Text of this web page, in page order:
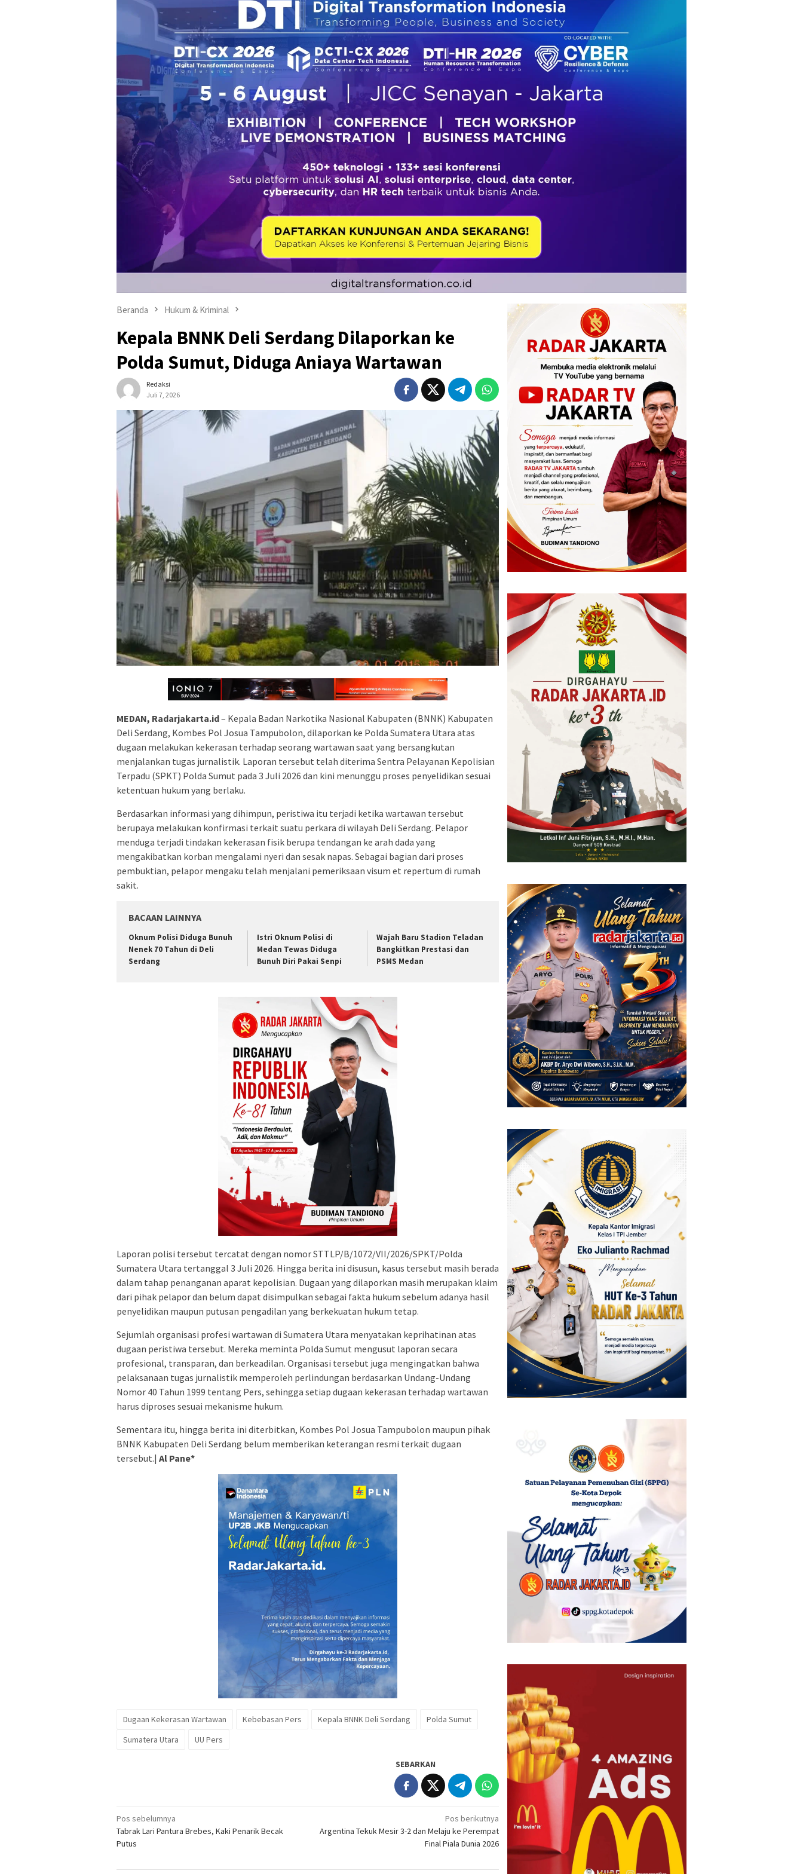
Beranda Hukum & Kriminal
Kepala BNNK Deli Serdang Dilaporkan ke
Polda Sumut, Diduga Aniaya Wartawan
Redaksi
Juli 7, 2026
MEDAN, Radarjakarta.id– Kepala Badan Narkotika Nasional Kabupaten (BNNK) Kabupaten
Deli Serdang, Kombes Pol Josua Tampubolon, dilaporkan ke Polda Sumatera Utara atas
dugaan melakukan kekerasan terhadap seorang wartawan saat yang bersangkutan
menjalankan tugas jurnalistik. Laporan tersebut telah diterima Sentra Pelayanan Kepolisian
Terpadu (SPKT) Polda Sumut pada 3 Juli 2026 dan kini menunggu proses penyelidikan sesuai
ketentuan hukum yang berlaku.
Berdasarkan informasi yang dihimpun, peristiwa itu terjadi ketika wartawan tersebut
berupaya melakukan konfirmasi terkait suatu perkara di wilayah Deli Serdang. Pelapor
menduga terjadi tindakan kekerasan fisik berupa tendangan ke arah dada yang
mengakibatkan korban mengalami nyeri dan sesak napas. Sebagai bagian dari proses
pembuktian, pelapor mengaku telah menjalani pemeriksaan visum et repertum di rumah
sakit.
BACAAN LAINNYA
Oknum Polisi Diduga Bunuh
Nenek 70 Tahun di Deli
Serdang
Istri Oknum Polisi di
Medan Tewas Diduga
Bunuh Diri Pakai Senpi
Wajah Baru Stadion Teladan
Bangkitkan Prestasi dan
PSMS Medan
Laporan polisi tersebut tercatat dengan nomor STTLP/B/1072/VII/2026/SPKT/Polda
Sumatera Utara tertanggal 3 Juli 2026. Hingga berita ini disusun, kasus tersebut masih berada
dalam tahap penanganan aparat kepolisian. Dugaan yang dilaporkan masih merupakan klaim
dari pihak pelapor dan belum dapat disimpulkan sebagai fakta hukum sebelum adanya hasil
penyelidikan maupun putusan pengadilan yang berkekuatan hukum tetap.
Sejumlah organisasi profesi wartawan di Sumatera Utara menyatakan keprihatinan atas
dugaan peristiwa tersebut. Mereka meminta Polda Sumut mengusut laporan secara
profesional, transparan, dan berkeadilan. Organisasi tersebut juga mengingatkan bahwa
pelaksanaan tugas jurnalistik memperoleh perlindungan berdasarkan Undang-Undang
Nomor 40 Tahun 1999 tentang Pers, sehingga setiap dugaan kekerasan terhadap wartawan
harus diproses sesuai mekanisme hukum.
Sementara itu, hingga berita ini diterbitkan, Kombes Pol Josua Tampubolon maupun pihak
BNNK Kabupaten Deli Serdang belum memberikan keterangan resmi terkait dugaan
tersebut.| Al Pane*
Dugaan Kekerasan Wartawan Kebebasan Pers Kepala BNNK Deli Serdang
Polda Sumut
Sumatera Utara
UU Pers
SEBARKAN
Navigasi
pos
Pos sebelumnya
Tabrak Lari Pantura Brebes, Kaki Penarik Becak
Putus
Pos berikutnya
Argentina Tekuk Mesir 3-2 dan Melaju ke Perempat
Final Piala Dunia 2026